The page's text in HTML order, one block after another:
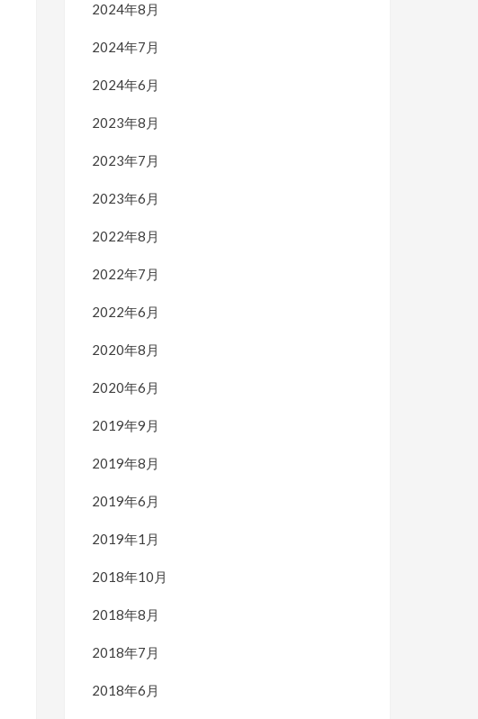
2024年8月
2024年7月
2024年6月
2023年8月
2023年7月
2023年6月
2022年8月
2022年7月
2022年6月
2020年8月
2020年6月
2019年9月
2019年8月
2019年6月
2019年1月
2018年10月
2018年8月
2018年7月
2018年6月